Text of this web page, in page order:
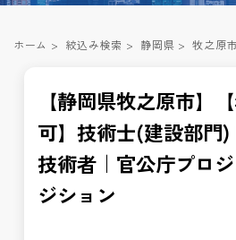
ホーム > 絞込み検索 > 静岡県 > 牧之原市
【静岡県牧之原市】
可】技術士(建設部門
技術者｜官公庁プロ
ジション